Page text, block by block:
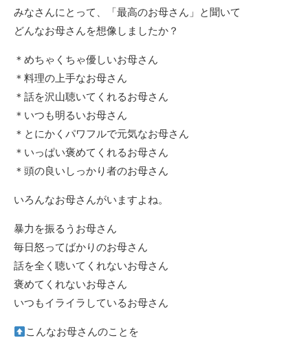
みなさんにとって、「最高のお母さん」と聞いて
どんなお母さんを想像しましたか？
＊めちゃくちゃ優しいお母さん
＊料理の上手なお母さん
＊話を沢山聴いてくれるお母さん
＊いつも明るいお母さん
＊とにかくパワフルで元気なお母さん
＊いっぱい褒めてくれるお母さん
＊頭の良いしっかり者のお母さん
いろんなお母さんがいますよね。
暴力を振るうお母さん
毎日怒ってばかりのお母さん
話を全く聴いてくれないお母さん
褒めてくれないお母さん
いつもイライラしているお母さん
こんなお母さんのことを